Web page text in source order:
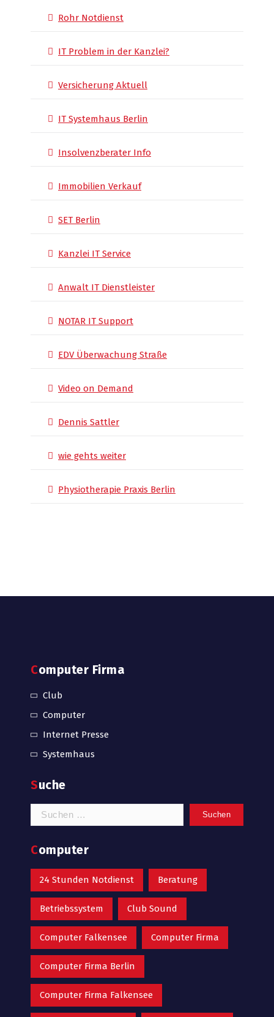
Rohr Notdienst
IT Problem in der Kanzlei?
Versicherung Aktuell
IT Systemhaus Berlin
Insolvenzberater Info
Immobilien Verkauf
SET Berlin
Kanzlei IT Service
Anwalt IT Dienstleister
NOTAR IT Support
EDV Überwachung Straße
Video on Demand
Dennis Sattler
wie gehts weiter
Physiotherapie Praxis Berlin
Computer Firma
Club
Computer
Internet Presse
Systemhaus
Suche
Suchen
Computer
24 Stunden Notdienst Beratung
Betriebssystem Club Sound
Computer Falkensee Computer Firma
Computer Firma Berlin
Computer Firma Falkensee